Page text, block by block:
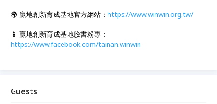
🌍 贏地創新育成基地官方網站：https://www.winwin.org.tw/
📱 贏地創新育成基地臉書粉專：
https://www.facebook.com/tainan.winwin
Guests